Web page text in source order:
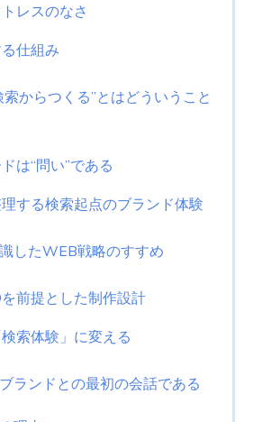
レスのなさ
仕組み
からつくる”とはどういうこと
は“問い”である
する検索起点のブランド体験
したWEB戦略のすすめ
前提とした制作設計
索体験」に変える
ランドとの最初の会話である